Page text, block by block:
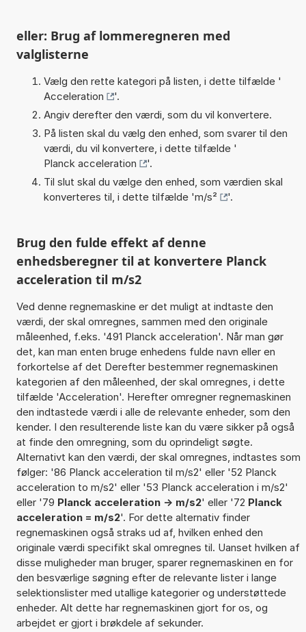
eller: Brug af lommeregneren med
valglisterne
Vælg den rette kategori på listen, i dette tilfælde '
Acceleration
'.
Angiv derefter den værdi, som du vil konvertere.
På listen skal du vælg den enhed, som svarer til den
værdi, du vil konvertere, i dette tilfælde '
Planck acceleration
'.
Til slut skal du vælge den enhed, som værdien skal
konverteres til, i dette tilfælde 'm/s² '.
Brug den fulde effekt af denne
enhedsberegner til at konvertere Planck
acceleration til m/s2
Ved denne regnemaskine er det muligt at indtaste den
værdi, der skal omregnes, sammen med den originale
måleenhed, f.eks. '491 Planck acceleration'. Når man gør
det, kan man enten bruge enhedens fulde navn eller en
forkortelse af det Derefter bestemmer regnemaskinen
kategorien af den måleenhed, der skal omregnes, i dette
tilfælde 'Acceleration'. Herefter omregner regnemaskinen
den indtastede værdi i alle de relevante enheder, som den
kender. I den resulterende liste kan du være sikker på også
at finde den omregning, som du oprindeligt søgte.
Alternativt kan den værdi, der skal omregnes, indtastes som
følger: '86 Planck acceleration til m/s2' eller '52 Planck
acceleration to m/s2' eller '53 Planck acceleration i m/s2'
eller '79 Planck acceleration -> m/s2' eller '72 Planck
acceleration = m/s2'. For dette alternativ finder
regnemaskinen også straks ud af, hvilken enhed den
originale værdi specifikt skal omregnes til. Uanset hvilken af
disse muligheder man bruger, sparer regnemaskinen en for
den besværlige søgning efter de relevante lister i lange
selektionslister med utallige kategorier og understøttede
enheder. Alt dette har regnemaskinen gjort for os, og
arbejdet er gjort i brøkdele af sekunder.